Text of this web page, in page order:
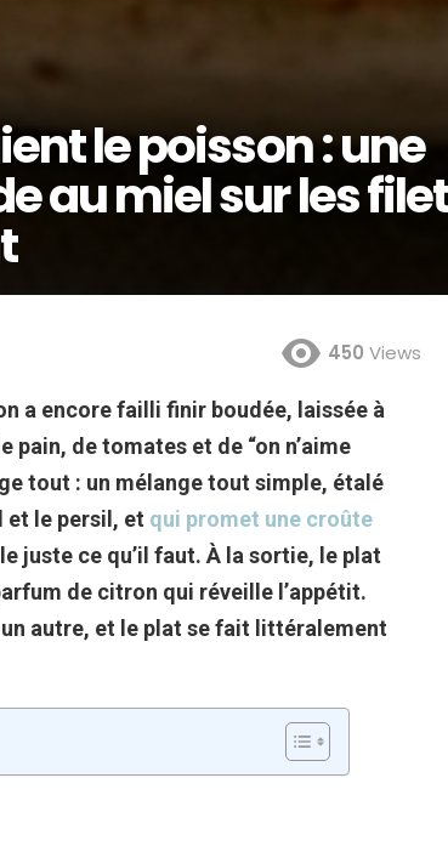
le poisson : une
au miel sur les
450 Views
a encore failli finir boudée, laissée à
de tomates et de “on n’aime
tout : un mélange tout simple, étalé
et le persil, et qui promet une croûte
juste ce qu’il faut. À la sortie, le plat
de citron qui réveille l’appétit.
autre, et le plat se fait littéralement